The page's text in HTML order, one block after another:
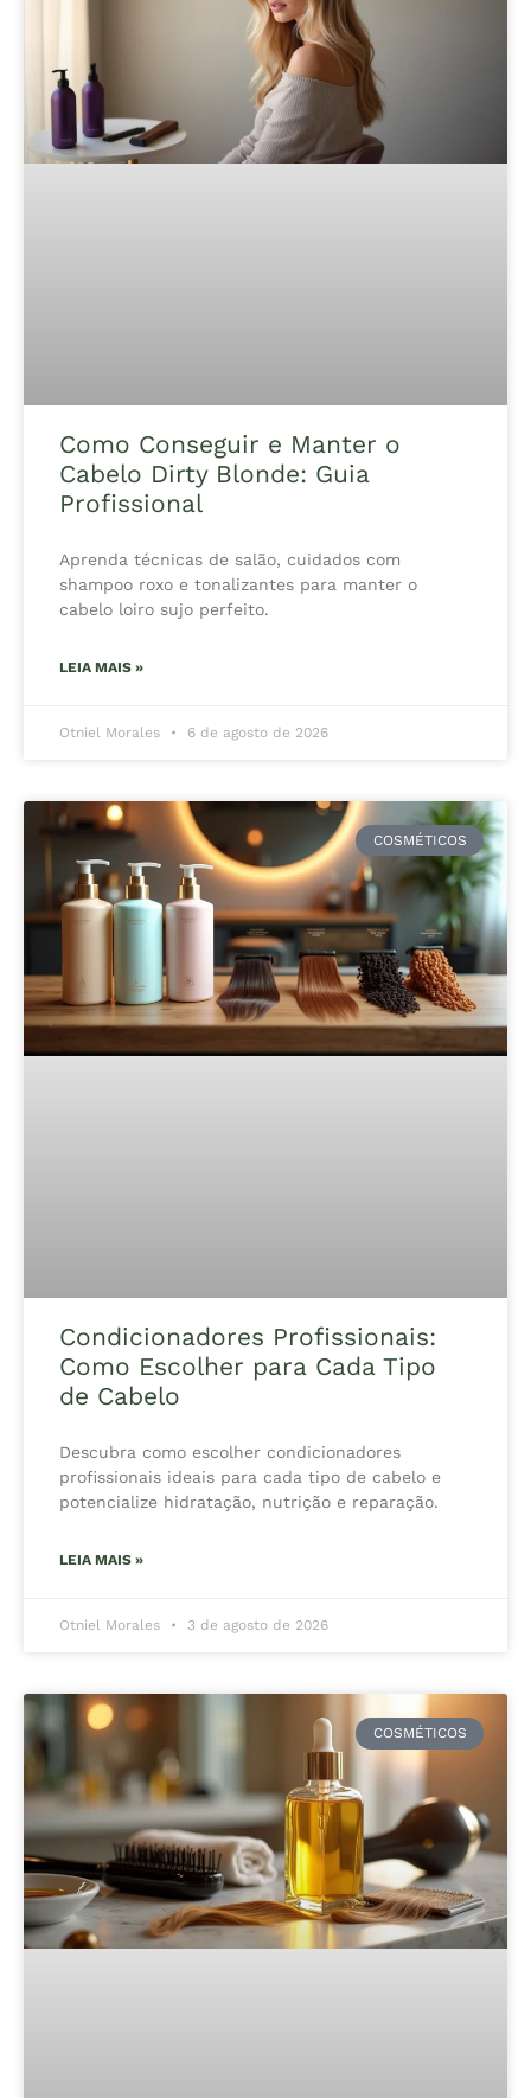
Como Conseguir e Manter o
Cabelo Dirty Blonde: Guia
Profissional
Aprenda técnicas de salão, cuidados com
shampoo roxo e tonalizantes para manter o
cabelo loiro sujo perfeito.
LEIA MAIS »
Otniel Morales 6 de agosto de 2026
COSMÉTICOS
Condicionadores Profissionais:
Como Escolher para Cada Tipo
de Cabelo
Descubra como escolher condicionadores
profissionais ideais para cada tipo de cabelo e
potencialize hidratação, nutrição e reparação.
LEIA MAIS »
Otniel Morales 3 de agosto de 2026
COSMÉTICOS